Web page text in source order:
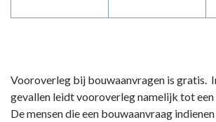
Vooroverleg bij bouwaanvragen is gratis.
gevallen leidt vooroverleg namelijk tot een
De mensen die een bouwaanvraag